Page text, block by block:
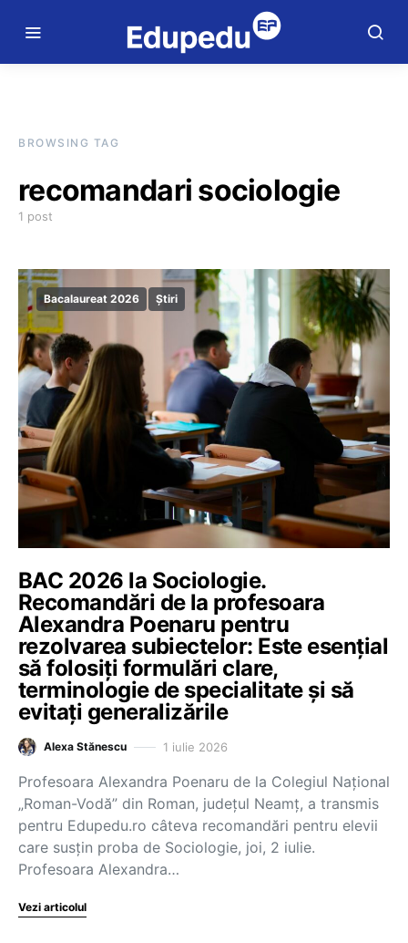
BROWSING TAG
recomandari sociologie
1 post
Bacalaureat 2026 Știri
BAC 2026 la Sociologie.
Recomandări de la profesoara
Alexandra Poenaru pentru
rezolvarea subiectelor: Este esențial
să folosiți formulări clare,
terminologie de specialitate și să
evitați generalizările
Alexa Stănescu 1 iulie 2026
Profesoara Alexandra Poenaru de la Colegiul Național
„Roman-Vodă” din Roman, județul Neamț, a transmis
pentru Edupedu.ro câteva recomandări pentru elevii
care susțin proba de Sociologie, joi, 2 iulie.
Profesoara Alexandra…
Vezi articolul